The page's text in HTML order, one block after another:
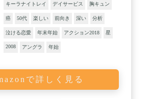
キーラナイトレイ デイサービス 胸キュン
癌 50代 楽しい 前向き 深い 分析
泣ける恋愛 年末年始 アクション2018 星
2008 アングラ 年始
で詳しく見る